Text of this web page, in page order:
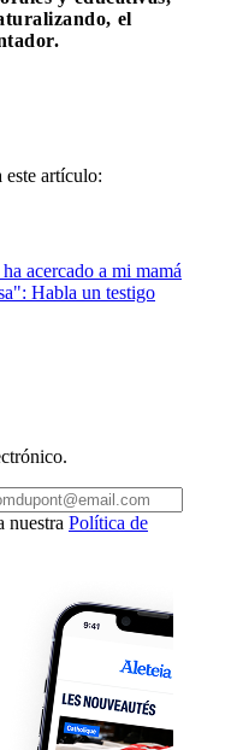
el
este artículo:
acercado a mi mamá
Habla un testigo
nuestra Política de